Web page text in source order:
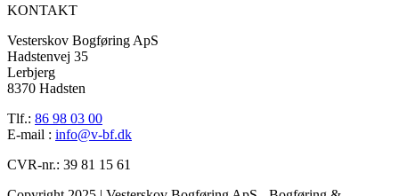
KONTAKT
Vesterskov Bogføring ApS
Hadstenvej 35
Lerbjerg
8370 Hadsten
Tlf.: 86 98 03 00
E-mail : info@v-bf.dk
CVR-nr.: 39 81 15 61